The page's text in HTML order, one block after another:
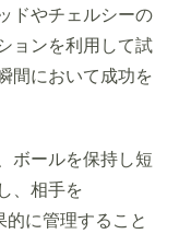
ドやチェルシーの
ョンを利用して試
間において成功を
ボールを保持し短
、相手を
に管理すること